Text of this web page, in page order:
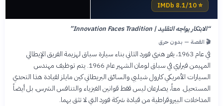
⭐
8.1/10 IMDb
“الابتكار يواجه التقليد | Innovation Faces Tradition ”
🎬 القصة — بدون حرق
في عام 1963، يقرر هنري فورد الثاني بناء سيارة سباق لهزيمة الفريق الإيطالي
المهيمن فيراري في سباق لومان الشهير عام 1966. يتم توظيف مهندس
السيارات الأمريكي كارول شيلبي والسائق البريطاني كين مايلز لقيادة هذا التحدي
المستحيل. معاً، يصارعان ليس فقط قوانين الفيزياء والتنافس الشرس، بل أيضاً
المداخلات البيروقراطية من قيادة شركة فورد التي لا تثق بهما.